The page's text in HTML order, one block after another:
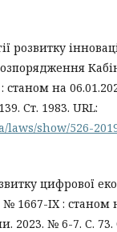
розвитку
станом на
Ст. 1983. URL:
laws/show/526-
цифрової
1667-IX : станом
2023. № 6-7. С. 73.